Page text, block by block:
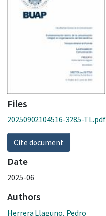
Files
20250902104516-3285-TL.pdf
Cite document
Date
2025-06
Authors
Herrera Llaguno, Pedro